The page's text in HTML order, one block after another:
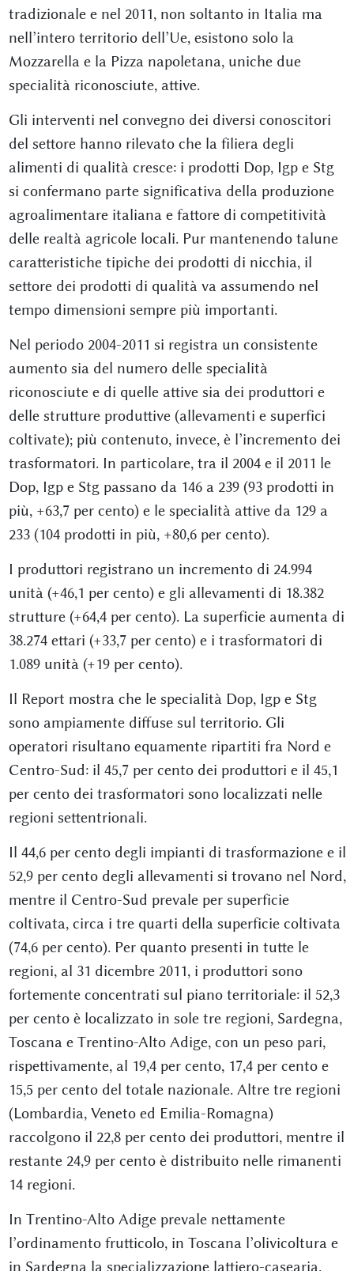
tradizionale e nel 2011, non soltanto in Italia ma
nell’intero territorio dell’Ue, esistono solo la
Mozzarella e la Pizza napoletana, uniche due
specialità riconosciute, attive.
Gli interventi nel convegno dei diversi conoscitori
del settore hanno rilevato che la filiera degli
alimenti di qualità cresce: i prodotti Dop, Igp e Stg
si confermano parte significativa della produzione
agroalimentare italiana e fattore di competitività
delle realtà agricole locali. Pur mantenendo talune
caratteristiche tipiche dei prodotti di nicchia, il
settore dei prodotti di qualità va assumendo nel
tempo dimensioni sempre più importanti.
Nel periodo 2004-2011 si registra un consistente
aumento sia del numero delle specialità
riconosciute e di quelle attive sia dei produttori e
delle strutture produttive (allevamenti e superfici
coltivate); più contenuto, invece, è l’incremento dei
trasformatori. In particolare, tra il 2004 e il 2011 le
Dop, Igp e Stg passano da 146 a 239 (93 prodotti in
più, +63,7 per cento) e le specialità attive da 129 a
233 (104 prodotti in più, +80,6 per cento).
I produttori registrano un incremento di 24.994
unità (+46,1 per cento) e gli allevamenti di 18.382
strutture (+64,4 per cento). La superficie aumenta di
38.274 ettari (+33,7 per cento) e i trasformatori di
1.089 unità (+19 per cento).
Il Report mostra che le specialità Dop, Igp e Stg
sono ampiamente diffuse sul territorio. Gli
operatori risultano equamente ripartiti fra Nord e
Centro-Sud: il 45,7 per cento dei produttori e il 45,1
per cento dei trasformatori sono localizzati nelle
regioni settentrionali.
Il 44,6 per cento degli impianti di trasformazione e il
52,9 per cento degli allevamenti si trovano nel Nord,
mentre il Centro-Sud prevale per superficie
coltivata, circa i tre quarti della superficie coltivata
(74,6 per cento). Per quanto presenti in tutte le
regioni, al 31 dicembre 2011, i produttori sono
fortemente concentrati sul piano territoriale: il 52,3
per cento è localizzato in sole tre regioni, Sardegna,
Toscana e Trentino-Alto Adige, con un peso pari,
rispettivamente, al 19,4 per cento, 17,4 per cento e
15,5 per cento del totale nazionale. Altre tre regioni
(Lombardia, Veneto ed Emilia-Romagna)
raccolgono il 22,8 per cento dei produttori, mentre il
restante 24,9 per cento è distribuito nelle rimanenti
14 regioni.
In Trentino-Alto Adige prevale nettamente
l’ordinamento frutticolo, in Toscana l’olivicoltura e
in Sardegna la specializzazione lattiero-casearia.